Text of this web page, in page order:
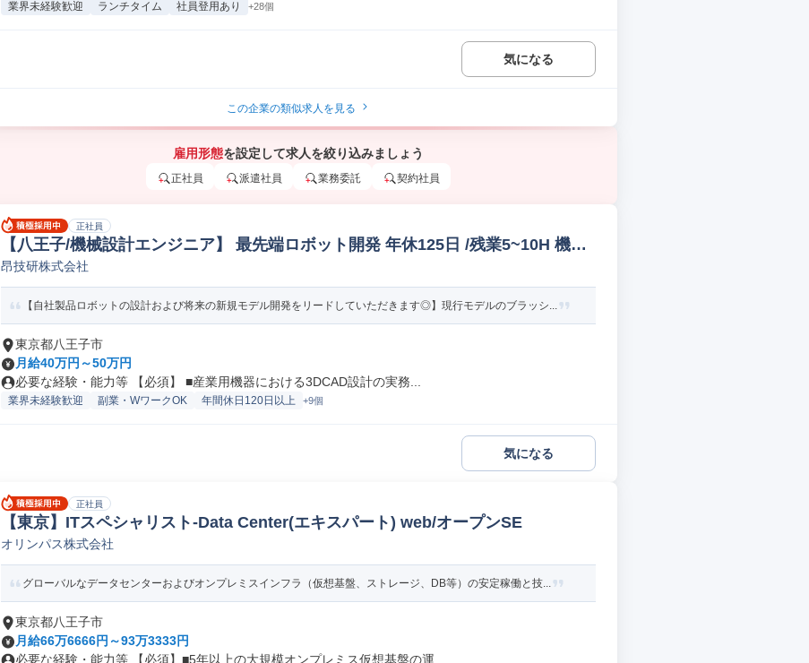
業界未経験歓迎 ランチタイム 社員登用あり +28個
気になる
この企業の類似求人を見る
雇用形態を設定して求人を絞り込みましょう
正社員 派遣社員 業務委託 契約社員
正社員
【八王子/機械設計エンジニア】 最先端ロボット開発 年休125日 /残業5~10H 機構
設計
昂技研株式会社
【自社製品ロボットの設計および将来の新規モデル開発をリードしていただきます◎】現行モデルのブラッシ...
東京都八王子市
月給40万円～50万円
必要な経験・能力等 【必須】 ■産業用機器における3DCAD設計の実務...
業界未経験歓迎 副業・WワークOK 年間休日120日以上 +9個
気になる
正社員
【東京】ITスペシャリスト-Data Center(エキスパート) web/オープンSE
オリンパス株式会社
グローバルなデータセンターおよびオンプレミスインフラ（仮想基盤、ストレージ、DB等）の安定稼働と技...
東京都八王子市
月給66万6666円～93万3333円
必要な経験・能力等 【必須】■5年以上の大規模オンプレミス仮想基盤の運...